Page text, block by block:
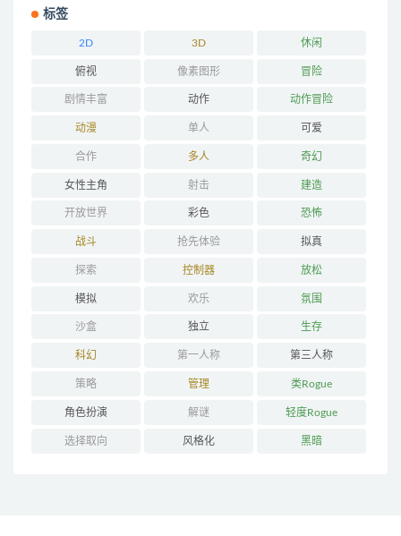
标签
2D 3D 休闲
俯视 像素图形 冒险
剧情丰富 动作 动作冒险
动漫 单人 可爱
合作 多人 奇幻
女性主角 射击 建造
开放世界 彩色 恐怖
战斗 抢先体验 拟真
探索 控制器 放松
模拟 欢乐 氛围
沙盒 独立 生存
科幻 第一人称 第三人称
策略 管理 类Rogue
角色扮演 解谜 轻度Rogue
选择取向 风格化 黑暗